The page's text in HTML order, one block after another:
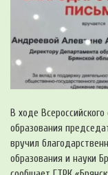
В ходе
образования
вручил
образования и науки